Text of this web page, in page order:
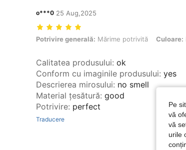
o***0 25 Aug,2025
Potrivire generală: Mărime potrivită, Culoare:
Potrivire generală: Mărime potrivită Culoare:
Calitatea produsului: ok
Conform cu imaginile produsului: yes
Descrierea mirosului: no smell
Material țesătură: good
Potrivire: perfect
Traducere
Pe
vă
vă
urile